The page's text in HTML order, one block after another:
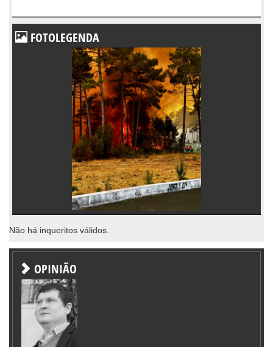
FOTOLEGENDA
Não há inqueritos válidos.
OPINIÃO